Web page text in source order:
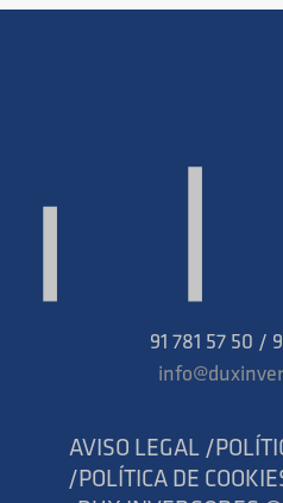
91 781 57 50 /
AVISO LEGAL /
/POLÍTICA DE